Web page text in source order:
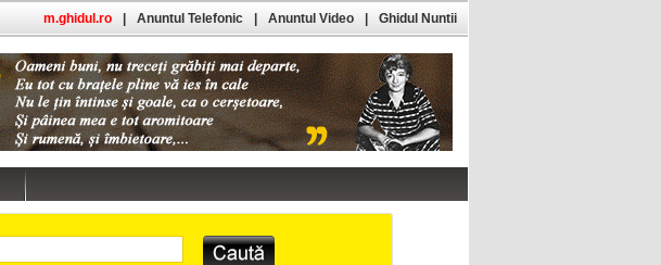
m.ghidul.ro Anuntul Telefonic Anuntul Video Ghidul Nuntii